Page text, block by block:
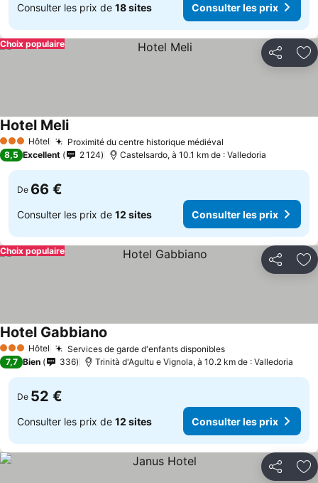
Consulter les prix de 18 sites Consulter les prix
Partager
Choix populaire
3 ÉtoilesHôtel Proximité du centre historique médiéval
Hotel Meli
8,5 Excellent 2 124 Castelsardo, à 10.1 km de : Valledoria
De 66 €
Consulter les prix de 12 sites Consulter les prix
Partager
Choix populaire
3 ÉtoilesHôtel Services de garde d'enfants disponibles
Hotel Gabbiano
7,7 Bien 336 Trinità d'Agultu e Vignola, à 10.2 km de : Valledoria
De 52 €
Consulter les prix de 12 sites Consulter les prix
Partager